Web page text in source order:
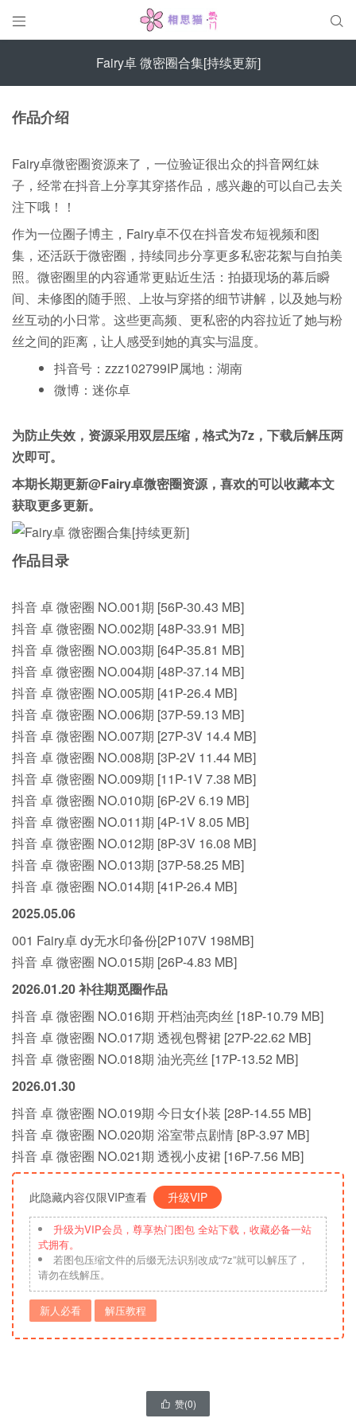
 
Fairy卓 微密圈合集[持续更新]
作品介绍
Fairy卓微密圈资源来了，一位验证很出众的抖音网红妹
子，经常在抖音上分享其穿搭作品，感兴趣的可以自己去关
注下哦！！
作为一位圈子博主，Fairy卓不仅在抖音发布短视频和图
集，还活跃于微密圈，持续同步分享更多私密花絮与自拍美
照。微密圈里的内容通常更贴近生活：拍摄现场的幕后瞬
间、未修图的随手照、上妆与穿搭的细节讲解，以及她与粉
丝互动的小日常。这些更高频、更私密的内容拉近了她与粉
丝之间的距离，让人感受到她的真实与温度。
抖音号：zzz102799IP属地：湖南
微博：迷你卓
为防止失效，资源采用双层压缩，格式为7z，下载后解压两
次即可。
本期长期更新@Fairy卓微密圈资源，喜欢的可以收藏本文
获取更多更新。
作品目录
抖音 卓 微密圈 NO.001期 [56P-30.43 MB]
抖音 卓 微密圈 NO.002期 [48P-33.91 MB]
抖音 卓 微密圈 NO.003期 [64P-35.81 MB]
抖音 卓 微密圈 NO.004期 [48P-37.14 MB]
抖音 卓 微密圈 NO.005期 [41P-26.4 MB]
抖音 卓 微密圈 NO.006期 [37P-59.13 MB]
抖音 卓 微密圈 NO.007期 [27P-3V 14.4 MB]
抖音 卓 微密圈 NO.008期 [3P-2V 11.44 MB]
抖音 卓 微密圈 NO.009期 [11P-1V 7.38 MB]
抖音 卓 微密圈 NO.010期 [6P-2V 6.19 MB]
抖音 卓 微密圈 NO.011期 [4P-1V 8.05 MB]
抖音 卓 微密圈 NO.012期 [8P-3V 16.08 MB]
抖音 卓 微密圈 NO.013期 [37P-58.25 MB]
抖音 卓 微密圈 NO.014期 [41P-26.4 MB]
2025.05.06
001 Fairy卓 dy无水印备份[2P107V 198MB]
抖音 卓 微密圈 NO.015期 [26P-4.83 MB]
2026.01.20 补往期觅圈作品
抖音 卓 微密圈 NO.016期 开档油亮肉丝 [18P-10.79 MB]
抖音 卓 微密圈 NO.017期 透视包臀裙 [27P-22.62 MB]
抖音 卓 微密圈 NO.018期 油光亮丝 [17P-13.52 MB]
2026.01.30
抖音 卓 微密圈 NO.019期 今日女仆装 [28P-14.55 MB]
抖音 卓 微密圈 NO.020期 浴室带点剧情 [8P-3.97 MB]
抖音 卓 微密圈 NO.021期 透视小皮裙 [16P-7.56 MB]
此隐藏内容仅限VIP查看 升级VIP
升级为VIP会员，尊享热门图包 全站下载，收藏必备一站
式拥有。
若图包压缩文件的后缀无法识别改成“7z”就可以解压了，
请勿在线解压。
新人必看 解压教程
 赞(0)